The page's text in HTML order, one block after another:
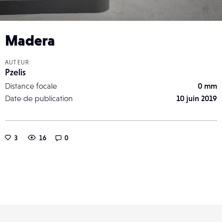
Madera
AUTEUR
Pzelis
Distance focale
0 mm
Date de publication
10 juin 2019
3 16 0